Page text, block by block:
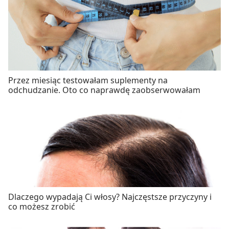
Przez miesiąc testowałam suplementy na
odchudzanie. Oto co naprawdę zaobserwowałam
Dlaczego wypadają Ci włosy? Najczęstsze przyczyny i
co możesz zrobić